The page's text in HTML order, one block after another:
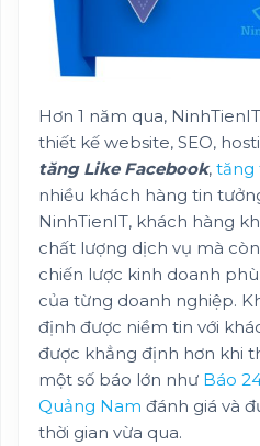
Hơn 1 năm qua,
thiết kế website, SEO,
tăng Like Facebook, tăng
nhiều khách hàng tin
NinhTienIT, khách hàng
chất lượng dịch vụ mà
chiến lược kinh doanh
của từng doanh nghiệp.
định được niềm tin với
được khẳng định hơn khi
một số báo lớn như Báo
Quảng Nam đánh giá và
thời gian vừa qua.